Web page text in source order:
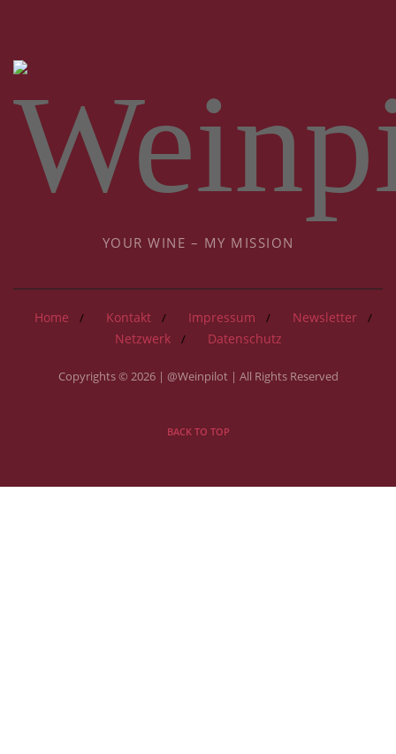
YOUR WINE – MY MISSION
Home Kontakt Impressum
Newsletter
Netzwerk
Datenschutz
Copyrights © 2026 | @Weinpilot | All Rights Reserved
BACK TO TOP